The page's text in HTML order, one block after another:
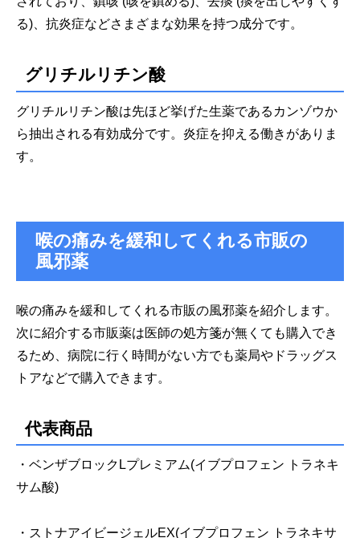
る)、抗炎症などさまざまな効果を持つ成分です。
グリチルリチン酸
グリチルリチン酸は先ほど挙げた生薬であるカンゾウか
ら抽出される有効成分です。炎症を抑える働きがありま
す。
喉の痛みを緩和してくれる市販の
風邪薬
喉の痛みを緩和してくれる市販の風邪薬を紹介します。
次に紹介する市販薬は医師の処方箋が無くても購入でき
るため、病院に行く時間がない方でも薬局やドラッグス
トアなどで購入できます。
代表商品
・ベンザブロックLプレミアム(イブプロフェン トラネキ
サム酸)
・ストナアイビージェルEX(イブプロフェン トラネキサ